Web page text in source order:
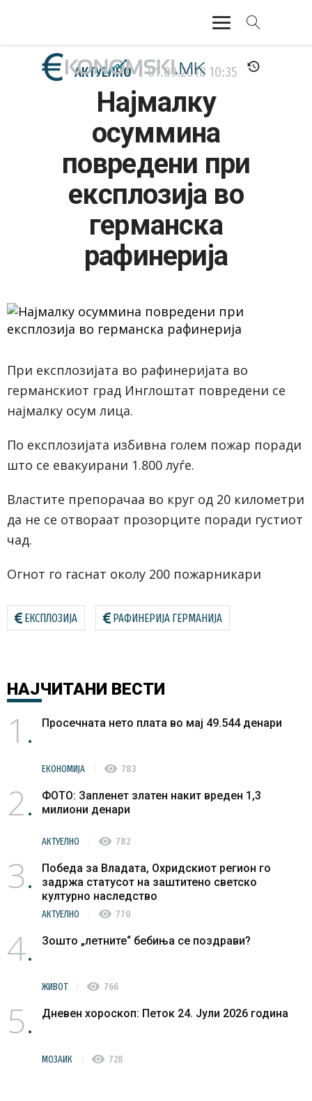
АКТУЕЛНО
ЕКОНОМИЈА
ФИНАНСИИ
БАНКАРСТВО
ЖИВОТ
АКТУЕЛНО 01.09.2018 10:35
Најмалку
осуммина
повредени при
експлозија во
германска
рафинерија
При експлозијата во рафинеријата во
германскиот град Инглоштат повредени се
најмалку осум лица.
По експлозијата избивна голем пожар поради
што се евакуирани 1.800 луѓе.
Властите препорачаа во круг од 20 километри
да не се отвораат прозорците поради густиот
чад.
Огнот го гаснат околу 200 пожарникари
ЕКСПЛОЗИЈА РАФИНЕРИЈА ГЕРМАНИЈА
НАЈЧИТАНИ ВЕСТИ
1 Просечната нето плата во мај 49.544 денари
ЕКОНОМИЈА visibility 783
2
ФОТО: Запленет златен накит вреден 1,3
милиони денари
АКТУЕЛНО visibility 782
3
Победа за Владата, Охридскиот регион го
задржа статусот на заштитено светско
културно наследство
АКТУЕЛНО visibility 770
4 Зошто „летните“ бебиња се поздрави?
ЖИВОТ visibility 766
5 Дневен хороскоп: Петок 24. Јули 2026 година
МОЗАИК visibility 728